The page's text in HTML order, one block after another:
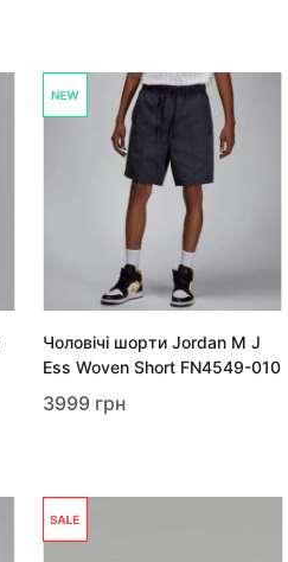
Чоловічі шорти Jordan M J
Ess Woven Short FN4549-010
3999 грн